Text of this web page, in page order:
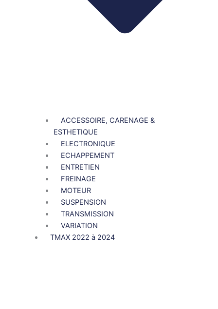
ACCESSOIRE, CARENAGE &
ESTHETIQUE
ELECTRONIQUE
ECHAPPEMENT
ENTRETIEN
FREINAGE
MOTEUR
SUSPENSION
TRANSMISSION
VARIATION
TMAX 2022 à 2024